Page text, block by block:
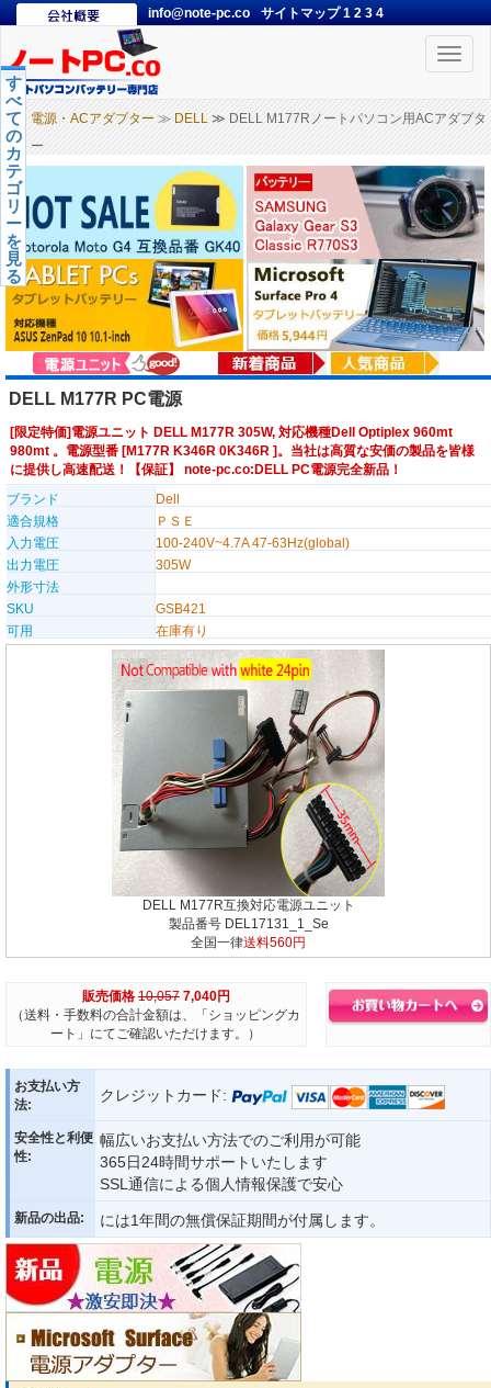
info@note-pc.co サイトマップ1 2 3 4
Toggle
電源・ACアダプター ≫ DELL ≫ DELL M177Rノートパソコン用ACアダプタ
ー
す
べ
て
の
カ
テ
ゴ
リ
ー
を
見
る
DELL M177R PC電源
[限定特価]電源ユニット DELL M177R 305W, 対応機種Dell Optiplex 960mt
980mt 。電源型番 [M177R K346R 0K346R ]。当社は高質な安価の製品を皆様
に提供し高速配送！【保証】 note-pc.co:DELL PC電源完全新品！
ブランド
Dell
適合規格
ＰＳＥ
入力電圧
100-240V~4.7A 47-63Hz(global)
出力電圧
305W
外形寸法
SKU
GSB421
可用
在庫有り
DELL M177R互換対応電源ユニット
製品番号 DEL17131_1_Se
全国一律送料560円
販売価格 10,057 7,040円
（送料・手数料の合計金額は、「ショッピングカ
ート」にてご確認いただけます。）
お支払い方
法:
クレジットカード:
安全性と利便
性:
幅広いお支払い方法でのご利用が可能
365日24時間サポートいたします
SSL通信による個人情報保護で安心
新品の出品: には1年間の無償保証期間が付属します。